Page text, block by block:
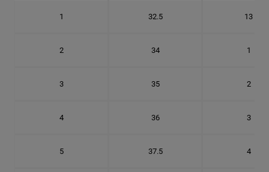
1 32.5 13
2 34 1
3 35 2
4 36 3
5 37.5 4